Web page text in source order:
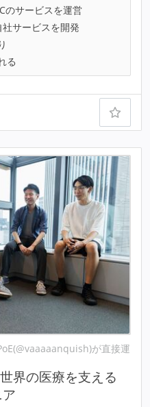
のサービスを運営
社サービスを開発
る
が直接運
界の医療を支える